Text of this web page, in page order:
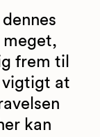
meget,
frem til
vigtigt at
kan